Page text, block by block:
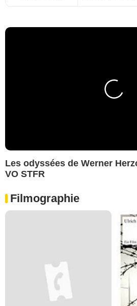
Les odyssées de Werner
VO STFR
Filmographie